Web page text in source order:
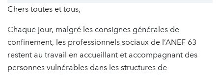
Chers toutes et tous,
Chaque jour, malgré les consignes générales de
confinement, les professionnels sociaux de l’ANEF 63
restent au travail en accueillant et accompagnant des
personnes vulnérables dans les structures de